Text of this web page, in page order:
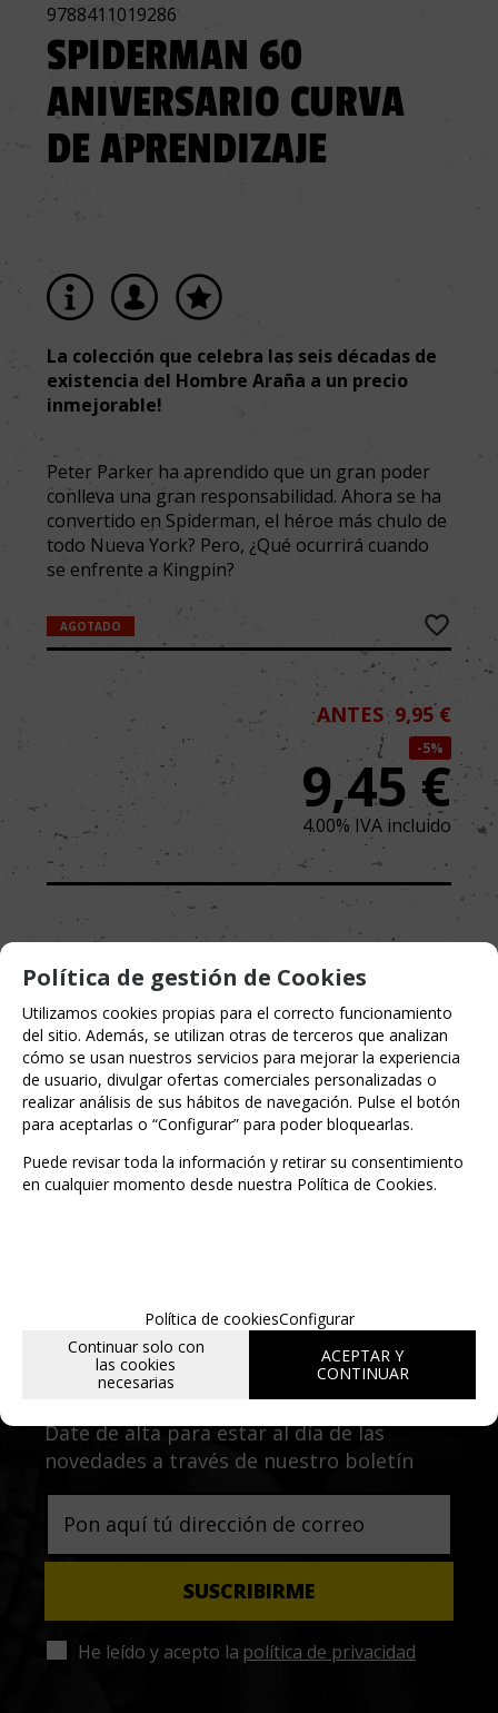
9788411019286
SPIDERMAN 60
ANIVERSARIO CURVA
DE APRENDIZAJE
La colección que celebra las seis décadas de
existencia del Hombre Araña a un precio
inmejorable!
Peter Parker ha aprendido que un gran poder
conlleva una gran responsabilidad. Ahora se ha
convertido en Spiderman, el héroe más chulo de
todo Nueva York? Pero, ¿Qué ocurrirá cuando
se enfrente a Kingpin?
AGOTADO
ANTES 9,95 €
5%
9,45 €
4.00%IVA incluido
PANINI COMICS
Entérate de lo último
Date de alta para estar al día de las
novedades a través de nuestro boletín
He leído y acepto la política de privacidad
Política de gestión de Cookies
Utilizamos cookies propias para el correcto funcionamiento
del sitio. Además, se utilizan otras de terceros que analizan
cómo se usan nuestros servicios para mejorar la experiencia
de usuario, divulgar ofertas comerciales personalizadas o
realizar análisis de sus hábitos de navegación. Pulse el botón
para aceptarlas o “Configurar” para poder bloquearlas.
Puede revisar toda la información y retirar su consentimiento
en cualquier momento desde nuestra Política de Cookies.
Política de cookiesConfigurar
Continuar solo con
las cookies
necesarias
ACEPTAR Y
CONTINUAR